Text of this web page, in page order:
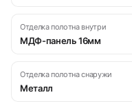
Отделка полотна внутри
МДФ-панель 16мм
Отделка полотна снаружи
Металл